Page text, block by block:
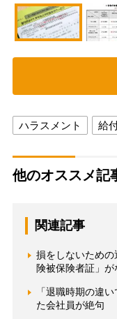
ハラスメント 給
他のオススメ記
関連記事
損をしないため
険被保険者証」
「退職時期の違
た会社員が絶句